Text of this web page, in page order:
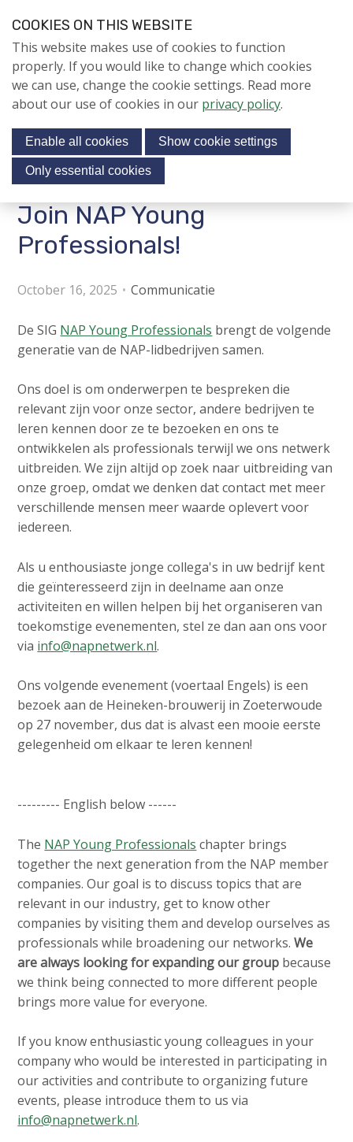
J
u
m
p
o
a
v
g
a
t
i
o
n
J
u
p
t
o
m
a
n
c
o
n
n
Contact
i
p
a
g
:
Menu
Join NAP Young
Professionals!
October 16, 2025 Communicatie
De SIG NAP Young Professionals brengt de volgende
generatie van de NAP-lidbedrijven samen.
Ons doel is om onderwerpen te bespreken die
relevant zijn voor onze sector, andere bedrijven te
leren kennen door ze te bezoeken en ons te
ontwikkelen als professionals terwijl we ons netwerk
uitbreiden. We zijn altijd op zoek naar uitbreiding van
onze groep, omdat we denken dat contact met meer
verschillende mensen meer waarde oplevert voor
iedereen.
Als u enthousiaste jonge collega's in uw bedrijf kent
die geïnteresseerd zijn in deelname aan onze
activiteiten en willen helpen bij het organiseren van
toekomstige evenementen, stel ze dan aan ons voor
via info@napnetwerk.nl.
Ons volgende evenement (voertaal Engels) is een
bezoek aan de Heineken-brouwerij in Zoeterwoude
op 27 november, dus dat is alvast een mooie eerste
gelegenheid om elkaar te leren kennen!
--------- English below ------
The NAP Young Professionals chapter brings
together the next generation from the NAP member
companies. Our goal is to discuss topics that are
relevant in our industry, get to know other
companies by visiting them and develop ourselves as
professionals while broadening our networks.We
are always looking for expanding our group because
we think being connected to more different people
brings more value for everyone.
If you know enthusiastic young colleagues in your
company who would be interested in participating in
our activities and contribute to organizing future
events, please introduce them to us via
info@napnetwerk.nl.
NIEUWS
NAPNIEUWS
Aanmelden voor de
nieuwsbrief
NIEUWSARCHIEF
Jubileumjaar
ACTIVITEITEN
Search
Login
English
Nederlands
COOKIES ON THIS WEBSITE
This website makes use of cookies to function
properly. If you would like to change which cookies
we can use, change the cookie settings. Read more
about our use of cookies in our privacy policy.
Enable all cookies Show cookie settings
Only essential cookies